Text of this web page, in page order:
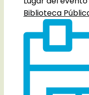
Biblioteca